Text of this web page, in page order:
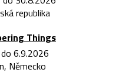
republika
Things
6.9.2026
Německo